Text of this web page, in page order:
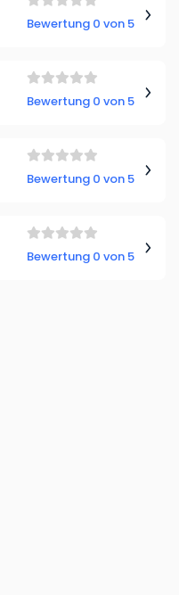
Bewertung 0 von 5
Bewertung 0 von 5
Bewertung 0 von 5
Bewertung 0 von 5